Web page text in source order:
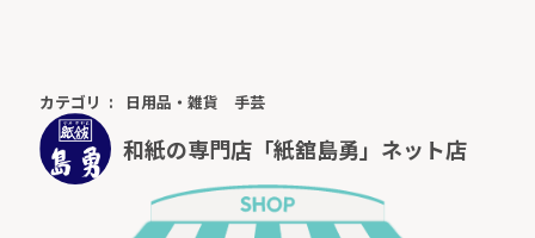
カテゴリ 日用品・雑貨 手芸
和紙の専門店「紙舘島勇」ネット店